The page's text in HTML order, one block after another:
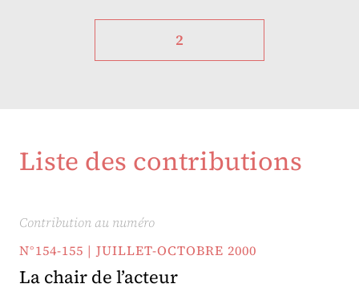
2
Liste des contributions
Contribution au numéro
N°154-155 | JUILLET-OCTOBRE 2000
La chair de l’acteur